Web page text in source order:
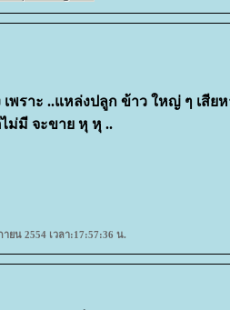
พราะ ..แหล่งปลูก ข้าว ใหญ่ ๆ เสียห
ม่มี จะขาย หุ หุ ..
ยน 2554 เวลา:17:57:36 น.